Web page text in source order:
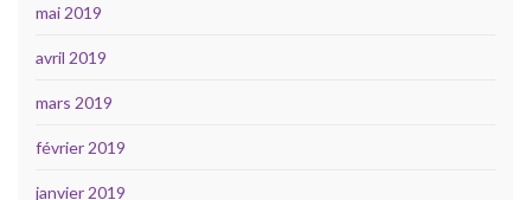
mai 2019
avril 2019
mars 2019
février 2019
janvier 2019